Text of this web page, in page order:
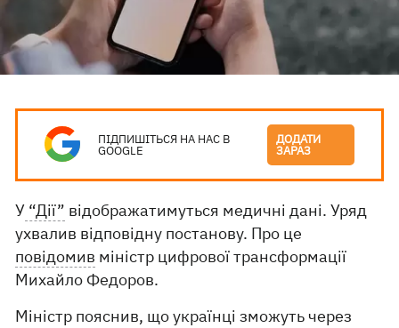
ПІДПИШІТЬСЯ НА НАС В
GOOGLE
ДОДАТИ
ЗАРАЗ
У “Дії” відображатимуться медичні дані. Уряд
ухвалив відповідну постанову. Про це
повідомив міністр цифрової трансформації
Михайло Федоров.
Міністр пояснив, що українці зможуть через